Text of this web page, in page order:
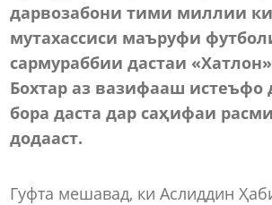
дарвозабони тими миллии
мутахассиси маъруфи
сармураббии дастаи
Бохтар аз вазифааш истеъфо
бора даста дар саҳифаи
додааст.
Гуфта мешавад, ки Аслиддин